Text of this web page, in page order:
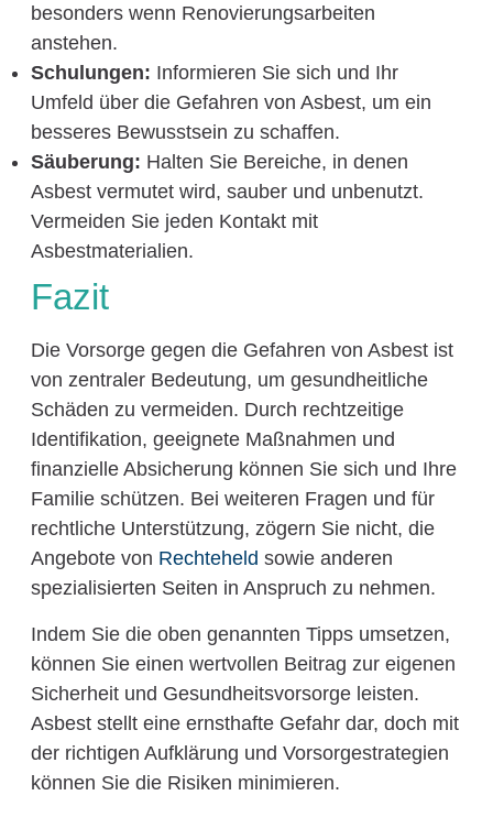
besonders wenn Renovierungsarbeiten
anstehen.
Schulungen: Informieren Sie sich und Ihr
Umfeld über die Gefahren von Asbest, um ein
besseres Bewusstsein zu schaffen.
Säuberung: Halten Sie Bereiche, in denen
Asbest vermutet wird, sauber und unbenutzt.
Vermeiden Sie jeden Kontakt mit
Asbestmaterialien.
Fazit
Die Vorsorge gegen die Gefahren von Asbest ist
von zentraler Bedeutung, um gesundheitliche
Schäden zu vermeiden. Durch rechtzeitige
Identifikation, geeignete Maßnahmen und
finanzielle Absicherung können Sie sich und Ihre
Familie schützen. Bei weiteren Fragen und für
rechtliche Unterstützung, zögern Sie nicht, die
Angebote von Rechteheld sowie anderen
spezialisierten Seiten in Anspruch zu nehmen.
Indem Sie die oben genannten Tipps umsetzen,
können Sie einen wertvollen Beitrag zur eigenen
Sicherheit und Gesundheitsvorsorge leisten.
Asbest stellt eine ernsthafte Gefahr dar, doch mit
der richtigen Aufklärung und Vorsorgestrategien
können Sie die Risiken minimieren.